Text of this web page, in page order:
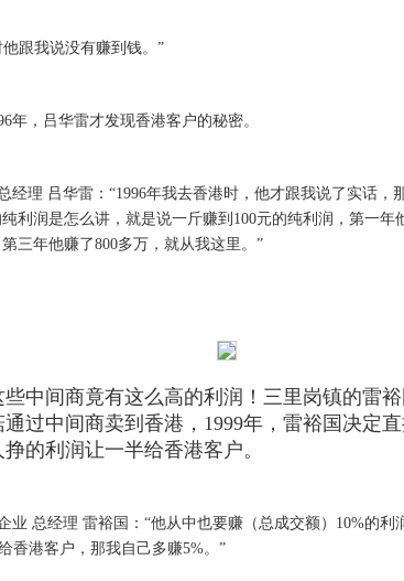
跟我说没有赚到钱。”
年，吕华雷才发现香港客户的秘密。
理 吕华雷：“1996年我去香港时，他才跟我说了实话，
利润是怎么讲，就是说一斤赚到100元的纯利润，第一年
三年他赚了800多万，就从我这里。”
中间商竟有这么高的利润！三里岗镇的雷
过中间商卖到香港，1999年，雷裕国决定直
的利润让一半给香港客户。
总经理 雷裕国：“他从中也要赚（总成交额）10%的利
香港客户，那我自己多赚5%。”